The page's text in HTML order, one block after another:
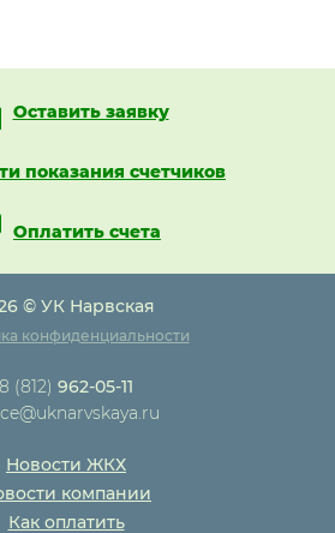
Оставить заявку
показания счетчиков
Оплатить счета
© УК Нарвская
конфиденциальности
8 (812) 962-05-11
Новости ЖКХ
компании
Как оплатить